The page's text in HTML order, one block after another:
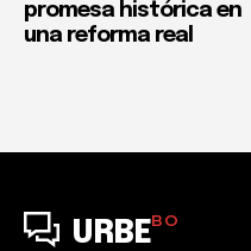
promesa histórica en
una reforma real
URBEBO